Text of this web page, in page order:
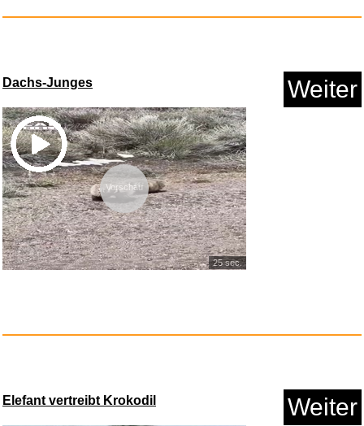
Kein Ort ohne dich...
Rechen...
Dachs-Junges Weiter
Vorschau
25 sec.
Elefant vertreibt Krokodil Weiter